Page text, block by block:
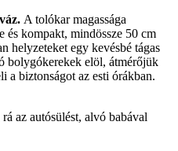
A tolókar magassága
és kompakt, mindössze 50 cm
helyzeteket egy kevésbé tágas
bolygókerekek elöl, átmérőjük
a biztonságot az esti órákban.
az autósülést, alvó babával